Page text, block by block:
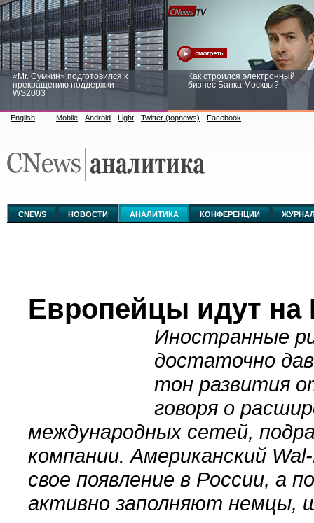
«Mr. Сумкин» подготовился к
прекращению поддержки
WS2003
Как строился электронный
бизнес Банка Москвы?
аналитике
English Mobile Android Light Twitter (topnews) Facebook
CNEWS НОВОСТИ АНАЛИТИКА КОНФЕРЕНЦИИ
Европейцы идут на
Иностранные
достаточно
тон развития
говоря о
международных сетей,
компании. Американский
свое появление в России, а
активно заполняют немцы,